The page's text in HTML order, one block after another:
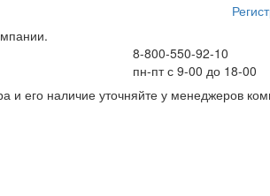
8-800-550-92-10
пн-пт с 9-00 до 18-00
и его наличие уточняйте у менеджеров